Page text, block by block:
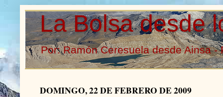
La Bolsa desde
Por: Ramón Ceresuela desde Ainsa -
DOMINGO, 22 DE FEBRERO DE 2009